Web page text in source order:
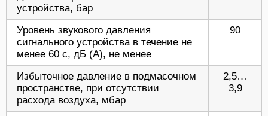
устройства, бар
Уровень звукового давления
сигнального устройства в течение не
менее 60 с, дБ (А), не менее
90
Избыточное давление в подмасочном
пространстве, при отсутствии
расхода воздуха, мбар
2,5…
3,9